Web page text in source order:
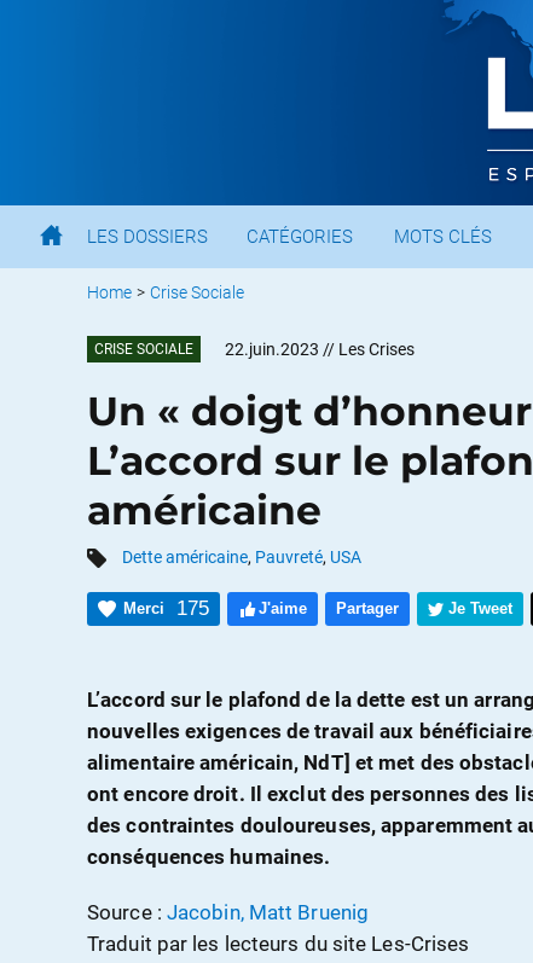
LES DOSSIERS CATÉGORIES MOTS CLÉS
Home > Crise Sociale
CRISE SOCIALE 22.juin.2023 // Les Crises
Un « doigt
L’accord sur le
américaine
Dette américaine, Pauvreté, USA
Merci 175 J'aime Partager Je Tweet
L’accord sur le plafond de la dette est un
nouvelles exigences de travail aux
alimentaire américain, NdT] et met des
ont encore droit. Il exclut des personnes des
des contraintes douloureuses, apparemment
conséquences humaines.
Source : Jacobin, Matt Bruenig
Traduit par les lecteurs du site Les-Crises